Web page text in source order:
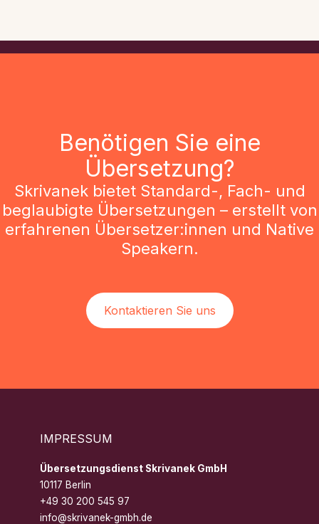
Benötigen Sie eine
Übersetzung?
Skrivanek bietet Standard-, Fach- und
beglaubigte Übersetzungen – erstellt von
erfahrenen Übersetzer:innen und Native
Speakern.
Kontaktieren Sie uns
IMPRESSUM
Übersetzungsdienst Skrivanek GmbH
10117 Berlin
+49 30 200 545 97
info@skrivanek-gmbh.de